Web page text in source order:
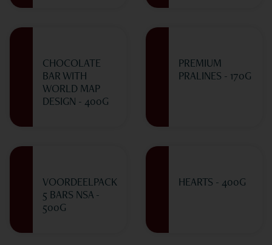
CHOCOLATE
BAR WITH
WORLD MAP
DESIGN - 400G
PREMIUM
PRALINES - 170G
VOORDEELPACK
5 BARS NSA -
500G
HEARTS - 400G